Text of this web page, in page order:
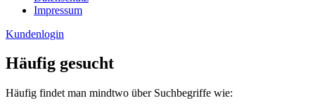
Impressum
Kundenlogin
Häufig gesucht
Häufig findet man mindtwo über Suchbegriffe wie: